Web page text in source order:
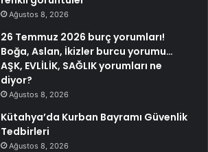
Ağustos 8, 2026
26 Temmuz 2026 burç yorumları!
Boğa, Aslan, İkizler burcu yorumu…
AŞK, EVLİLİK, SAĞLIK yorumları ne
diyor?
Ağustos 8, 2026
Kütahya’da Kurban Bayramı Güvenlik
Tedbirleri
Ağustos 8, 2026